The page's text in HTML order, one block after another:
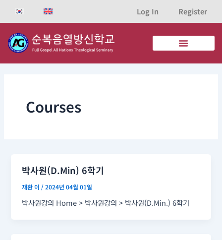
너
Log In Register
Courses
박사원(D.Min) 6학기
재환 이 /2024년 04월 01일
박사원강의 Home > 박사원강의 > 박사원(D.Min.) 6학기
페
지